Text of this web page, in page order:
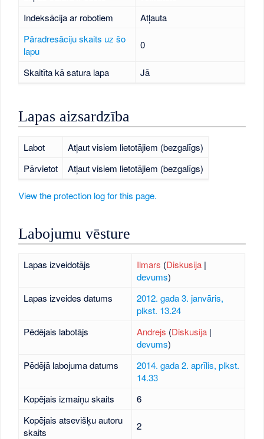
Indeksācija ar robotiem
Atļauta
Pāradresāciju skaits uz šo
lapu
0
Skaitīta kā satura lapa Jā
Lapas aizsardzība
Labot
Atļaut visiem lietotājiem (bezgalīgs)
Pārvietot
Atļaut visiem lietotājiem (bezgalīgs)
View the protection log for this page.
Labojumu vēsture
Lapas izveidotājs Ilmars (Diskusija|
devums)
Lapas izveides datums
2012. gada 3. janvāris,
plkst. 13.24
Pēdējais labotājs
Andrejs (Diskusija|
devums)
Pēdējā labojuma datums
2014. gada 2. aprīlis, plkst.
14.33
Kopējais izmaiņu skaits
6
Kopējais atsevišķu autoru
skaits
2